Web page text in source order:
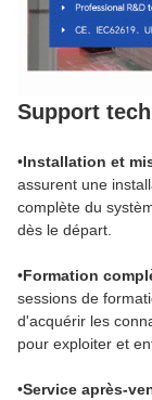
Support
•Installation et
assurent une
complète du
dès le départ.
•Formation
sessions de
d'acquérir les
pour exploiter et
•Service après-